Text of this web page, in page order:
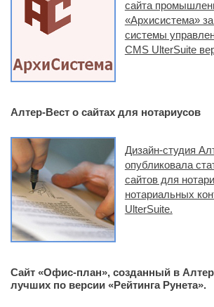
сайта
«Архисистема»
системы
CMS UlterSuite
Алтер-Вест о сайтах для нотариусов
Дизайн-студия
опубликовала
сайтов для
нотариальных
UlterSuite.
Сайт «Офис-план», созданный в
лучших по версии «Рейтинга Рунета».